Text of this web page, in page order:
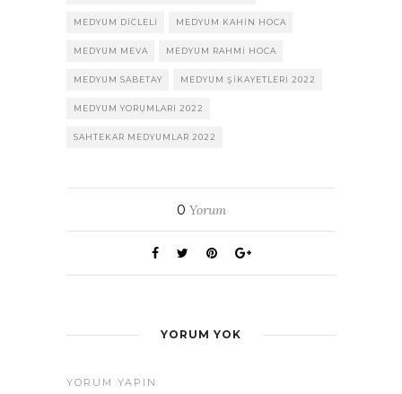
MEDYUM DICLELI MEDYUM KAHIN HOCA
MEDYUM MEVA MEDYUM RAHMI HOCA
MEDYUM SABETAY MEDYUM ŞIKAYETLERI 2022
MEDYUM YORUMLARI 2022
SAHTEKAR MEDYUMLAR 2022
0 Yorum
YORUM YOK
YORUM YAPIN